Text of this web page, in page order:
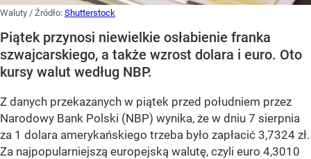
Waluty / Źródło: Shutterstock
Piątek przynosi niewielkie osłabienie franka
szwajcarskiego, a także wzrost dolara i euro. Oto
kursy walut według NBP.
Z danych przekazanych w piątek przed południem przez
Narodowy Bank Polski (NBP) wynika, że w dniu 7 sierpnia
za 1 dolara amerykańskiego trzeba było zapłacić 3,7324 zł.
Za najpopularniejszą europejską walutę, czyli euro 4,3010